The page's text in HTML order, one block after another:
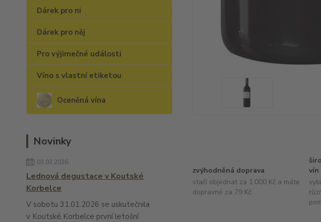
Dárek pro ni
Dárek pro něj
Pro výjimečné události
Víno s vlastní etiketou
Oceněná vína
Novinky
03.02.2026
Lednová degustace v Koutské
Korbelce
V sobotu 31.01.2026 se uskutečnila
v Koutské Korbelce první letošní
zvýhodněná doprava
stačí objednat za 1.000 Kč a máte
dopravné za 79 Kč
vín